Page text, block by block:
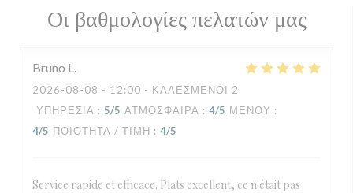
Οι βαθμολογίες πελατών μας
Bruno L
2026-08-08 - 12:00 - ΚΑΛΕΣΜΈΝΟΙ 2
ΥΠΗΡΕΣΊΑ : 5/5 ΑΤΜΌΣΦΑΙΡΑ : 4/5 ΜΕΝΟΎ :
4/5 ΠΟΙΌΤΗΤΑ / ΤΙΜΉ : 4/5
Service rapide et efficace. Plats excellent, ce n'était pas